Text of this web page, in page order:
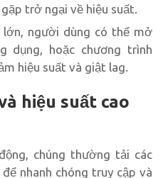
trở ngại về hiệu suất.
người dùng có thể mở
dụng, hoặc chương trình
hiệu suất và giật lag.
hiệu suất cao
chúng thường tải các
nhanh chóng truy cập và